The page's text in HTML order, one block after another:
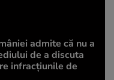
admite că nu a
de a discuta
infracțiunile de